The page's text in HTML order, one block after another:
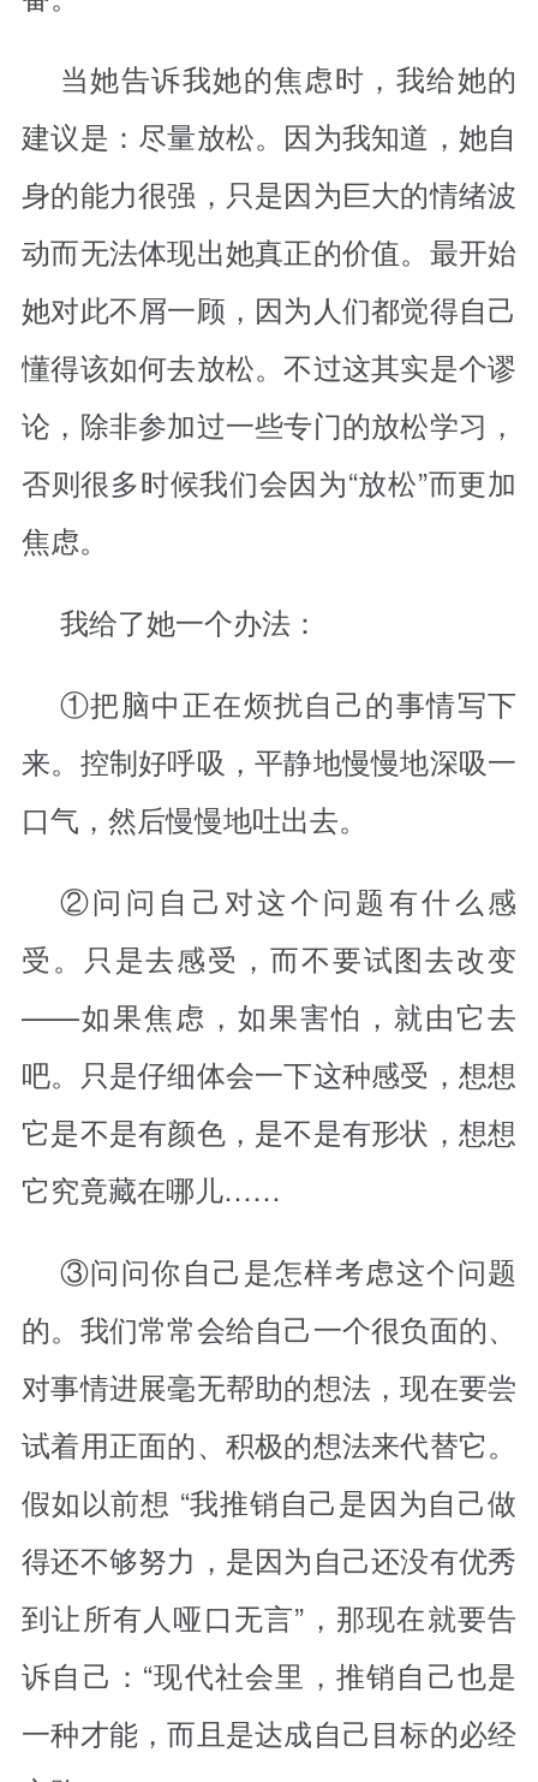
当她告诉我她的焦虑时，我给她的
建议是：尽量放松。因为我知道，她自
身的能力很强，只是因为巨大的情绪波
动而无法体现出她真正的价值。最开始
她对此不屑一顾，因为人们都觉得自己
懂得该如何去放松。不过这其实是个谬
论，除非参加过一些专门的放松学习，
否则很多时候我们会因为“放松”而更加
焦虑。
我给了她一个办法：
①把脑中正在烦扰自己的事情写下
来。控制好呼吸，平静地慢慢地深吸一
口气，然后慢慢地吐出去。
②问问自己对这个问题有什么感
受。只是去感受，而不要试图去改变
——如果焦虑，如果害怕，就由它去
吧。只是仔细体会一下这种感受，想想
它是不是有颜色，是不是有形状，想想
它究竟藏在哪儿……
③问问你自己是怎样考虑这个问题
的。我们常常会给自己一个很负面的、
对事情进展毫无帮助的想法，现在要尝
试着用正面的、积极的想法来代替它。
假如以前想 “我推销自己是因为自己做
得还不够努力，是因为自己还没有优秀
到让所有人哑口无言”，那现在就要告
诉自己：“现代社会里，推销自己也是
一种才能，而且是达成自己目标的必经